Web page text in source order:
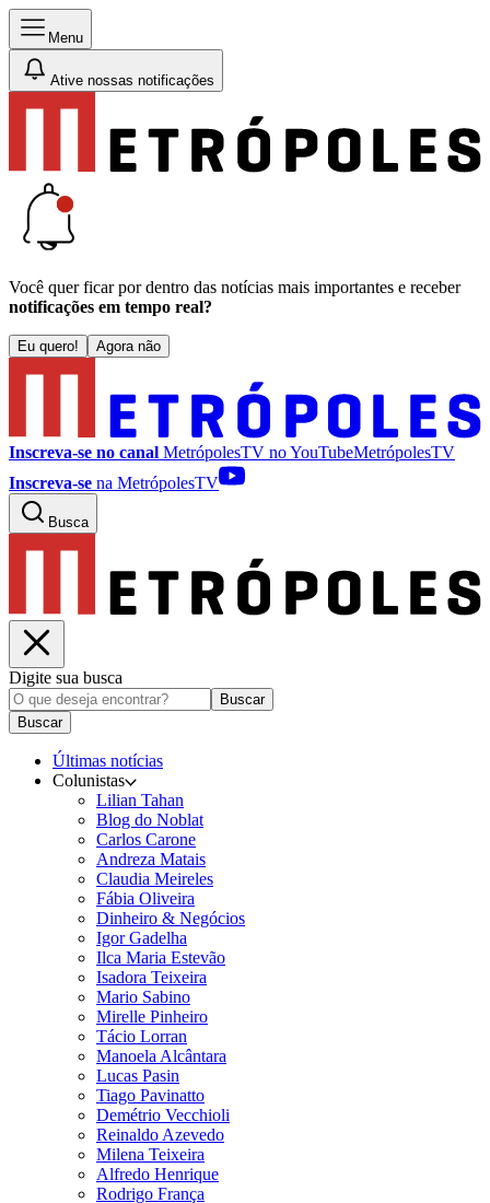
Menu
Ative nossas notificações
Você quer ficar por dentro das notícias mais importantes e receber
notificações em tempo real?
Eu quero! Agora não
Inscreva-se no canal MetrópolesTV noYouTubeMetrópolesTV
Inscreva-se na MetrópolesTV
Busca
Digite sua busca
Buscar
Buscar
Últimas notícias
Colunistas
Lilian Tahan
Blog do Noblat
Carlos Carone
Andreza Matais
Claudia Meireles
Fábia Oliveira
Dinheiro & Negócios
Igor Gadelha
Ilca Maria Estevão
Isadora Teixeira
Mario Sabino
Mirelle Pinheiro
Tácio Lorran
Manoela Alcântara
Lucas Pasin
Tiago Pavinatto
Demétrio Vecchioli
Reinaldo Azevedo
Milena Teixeira
Alfredo Henrique
Rodrigo França